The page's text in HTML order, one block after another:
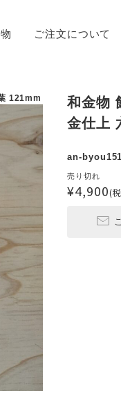
ご注文について
121mm
和金物
金仕上
an-
売り切れ
¥4,900(